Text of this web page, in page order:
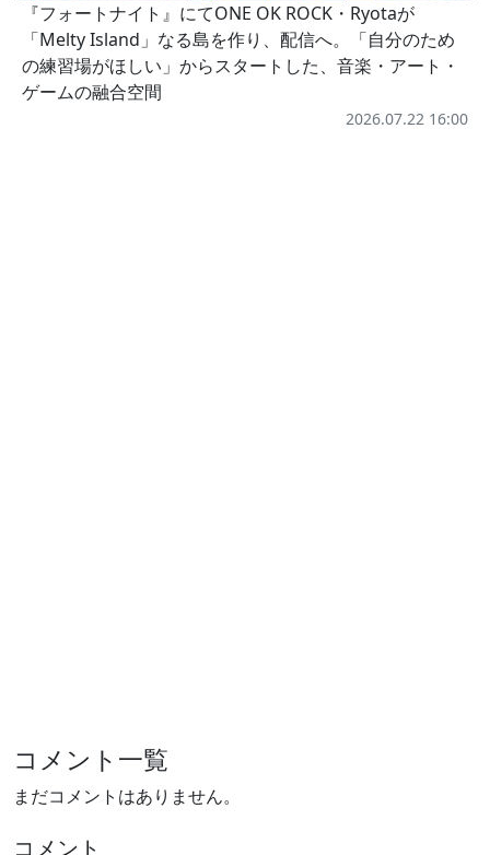
『フォートナイト』にてONE OK ROCK・Ryotaが
「Melty Island」なる島を作り、配信へ。「自分のため
の練習場がほしい」からスタートした、音楽・アート・
ゲームの融合空間
2026.07.22 16:00
コメント一覧
まだコメントはありません。
コメント